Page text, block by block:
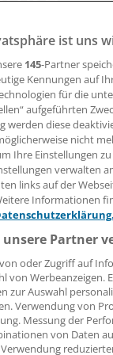
macht es
der
diagnostizieren,
Düsseldorf im
Leserin,
Beitrag
Jetzt anmelden
Problem beim
ist mit
des
Analysen,
ist uns
145-Partner
Kennungen auf
für die
aufgeführten
werden diese
nicht
Ihre Einstellungen
verwalten
links auf der
Informationen
Partner
oder Zugriff auf
von
zur Auswahl
Verwendung von
Messung der
von Daten